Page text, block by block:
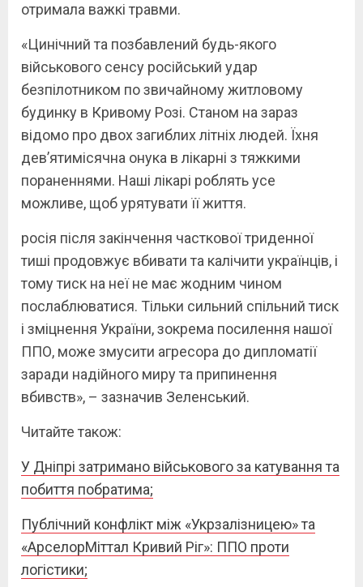
отримала важкі травми.
«Цинічний та позбавлений будь-якого
військового сенсу російський удар
безпілотником по звичайному житловому
будинку в Кривому Розі. Станом на зараз
відомо про двох загиблих літніх людей. Їхня
дев’ятимісячна онука в лікарні з тяжкими
пораненнями. Наші лікарі роблять усе
можливе, щоб урятувати її життя.
росія після закінчення часткової триденної
тиші продовжує вбивати та калічити українців, і
тому тиск на неї не має жодним чином
послаблюватися. Тільки сильний спільний тиск
і зміцнення України, зокрема посилення нашої
ППО, може змусити агресора до дипломатії
заради надійного миру та припинення
вбивств», – зазначив Зеленський.
Читайте також:
У Дніпрі затримано військового за катування та
побиття побратима;
Публічний конфлікт між «Укрзалізницею» та
«АрселорМіттал Кривий Ріг»: ППО проти
логістики;